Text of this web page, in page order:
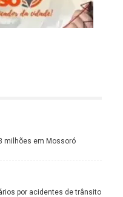
milhões em Mossoró
por acidentes de trânsito